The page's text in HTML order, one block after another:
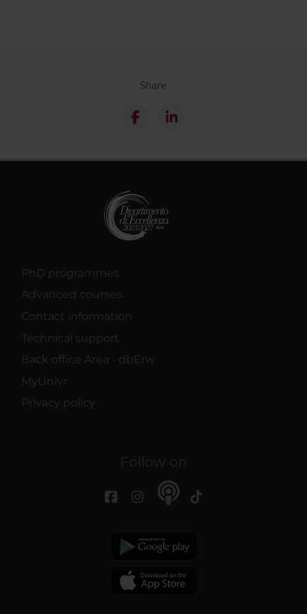
Share
PhD programmes
Advanced courses
Contact information
Technical support
Back office Area - dbErw
MyUnivr
Privacy policy
Follow on